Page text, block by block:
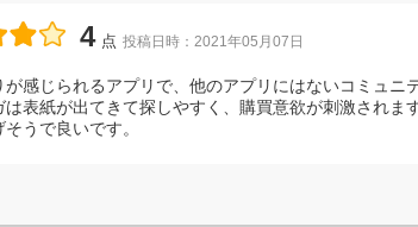
4 点 投稿日時：2021年05月07日
が感じられるアプリで、他のアプリにはないコミュニ
は表紙が出てきて探しやすく、購買意欲が刺激されま
うで良いです。